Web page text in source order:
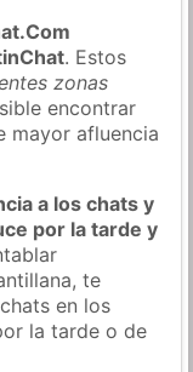
. Estos
zonas
encontrar
mayor afluencia
a los chats y
por la tarde y
te
en los
la tarde o de